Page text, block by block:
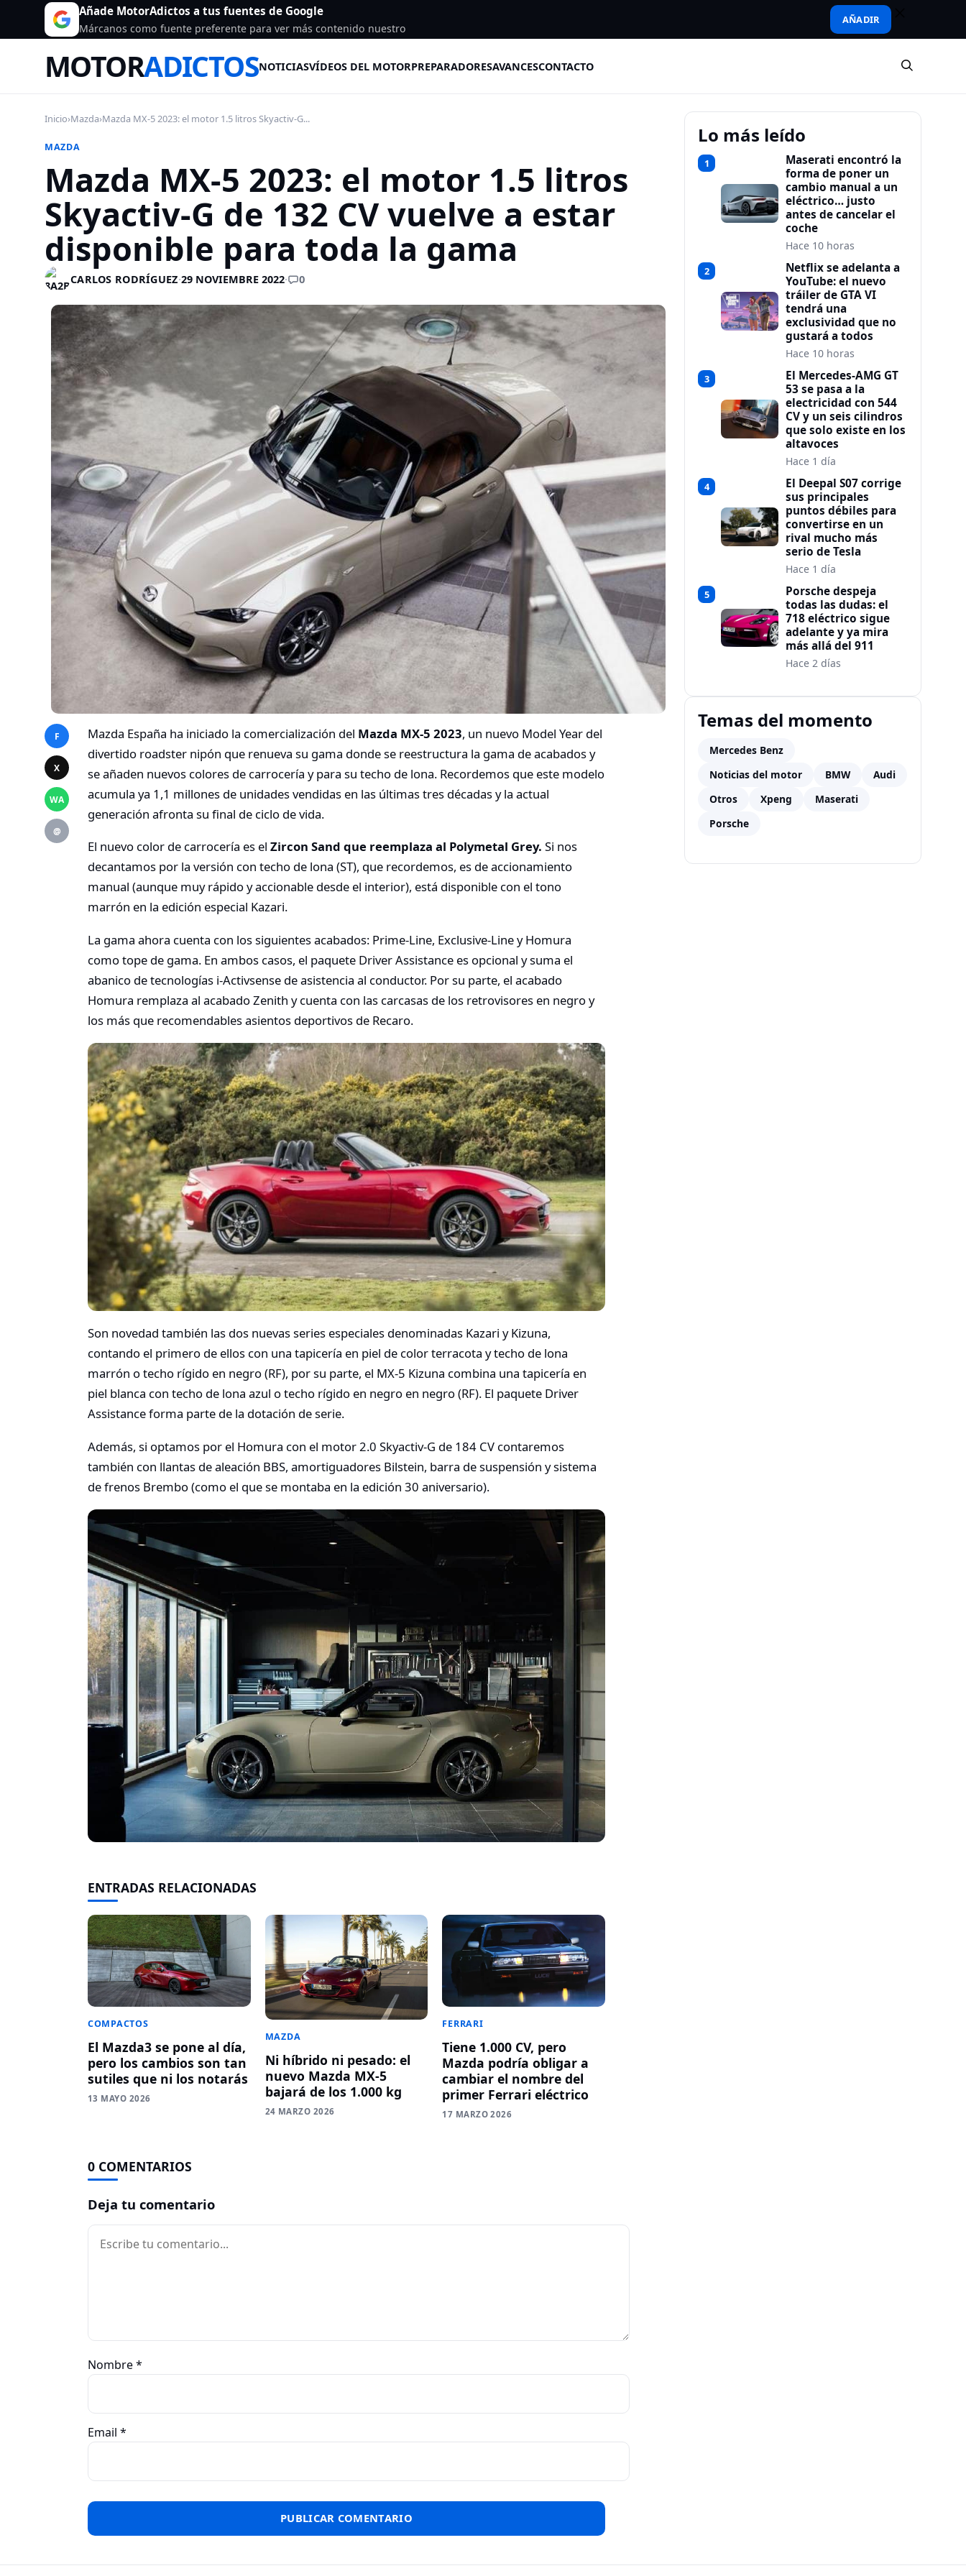
Añade MotorAdictos a tus fuentes de Google
Márcanos como fuente preferente para ver más contenido nuestro
AÑADIR
MOTORADICTOSNOTICIASVÍDEOS DEL MOTORPREPARADORESAVANCESCONTACTO
Inicio›Mazda›Mazda MX-5 2023: el motor 1.5 litros Skyactiv-G...
MAZDA
Mazda MX-5 2023: el motor 1.5 litros
Skyactiv-G de 132 CV vuelve a estar
disponible para toda la gama
CARLOS RODRÍGUEZ·29 NOVIEMBRE 2022· 0
F
X
WA
@
Mazda España ha iniciado la comercialización del Mazda MX-5 2023, un nuevo Model Year del
divertido roadster nipón que renueva su gama donde se reestructura la gama de acabados y
se añaden nuevos colores de carrocería y para su techo de lona. Recordemos que este modelo
acumula ya 1,1 millones de unidades vendidas en las últimas tres décadas y la actual
generación afronta su final de ciclo de vida.
El nuevo color de carrocería es el Zircon Sand que reemplaza al Polymetal Grey. Si nos
decantamos por la versión con techo de lona (ST), que recordemos, es de accionamiento
manual (aunque muy rápido y accionable desde el interior), está disponible con el tono
marrón en la edición especial Kazari.
La gama ahora cuenta con los siguientes acabados: Prime-Line, Exclusive-Line y Homura
como tope de gama. En ambos casos, el paquete Driver Assistance es opcional y suma el
abanico de tecnologías i-Activsense de asistencia al conductor. Por su parte, el acabado
Homura remplaza al acabado Zenith y cuenta con las carcasas de los retrovisores en negro y
los más que recomendables asientos deportivos de Recaro.
Son novedad también las dos nuevas series especiales denominadas Kazari y Kizuna,
contando el primero de ellos con una tapicería en piel de color terracota y techo de lona
marrón o techo rígido en negro (RF), por su parte, el MX-5 Kizuna combina una tapicería en
piel blanca con techo de lona azul o techo rígido en negro en negro (RF). El paquete Driver
Assistance forma parte de la dotación de serie.
Además, si optamos por el Homura con el motor 2.0 Skyactiv-G de 184 CV contaremos
también con llantas de aleación BBS, amortiguadores Bilstein, barra de suspensión y sistema
de frenos Brembo (como el que se montaba en la edición 30 aniversario).
ENTRADAS RELACIONADAS
COMPACTOS
El Mazda3 se pone al día,
pero los cambios son tan
sutiles que ni los notarás
13 MAYO 2026
MAZDA
Ni híbrido ni pesado: el
nuevo Mazda MX-5
bajará de los 1.000 kg
24 MARZO 2026
FERRARI
Tiene 1.000 CV, pero
Mazda podría obligar a
cambiar el nombre del
primer Ferrari eléctrico
17 MARZO 2026
0 COMENTARIOS
Deja tu comentario
Comentario
Nombre*
Email *
Lo más leído
1
Maserati encontró la
forma de poner un
cambio manual a un
eléctrico… justo
antes de cancelar el
coche
Hace 10 horas
2
Netflix se adelanta a
YouTube: el nuevo
tráiler de GTA VI
tendrá una
exclusividad que no
gustará a todos
Hace 10 horas
3
El Mercedes-AMG GT
53 se pasa a la
electricidad con 544
CV y un seis cilindros
que solo existe en los
altavoces
Hace 1 día
4
El Deepal S07 corrige
sus principales
puntos débiles para
convertirse en un
rival mucho más
serio de Tesla
Hace 1 día
5
Porsche despeja
todas las dudas: el
718 eléctrico sigue
adelante y ya mira
más allá del 911
Hace 2 días
Temas del momento
Mercedes Benz
Noticias del motor
BMW
Audi
Otros
Xpeng
Maserati
Porsche